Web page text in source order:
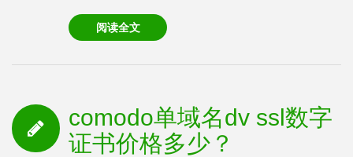
阅读全文
comodo单域名dv ssl数字
证书价格多少？